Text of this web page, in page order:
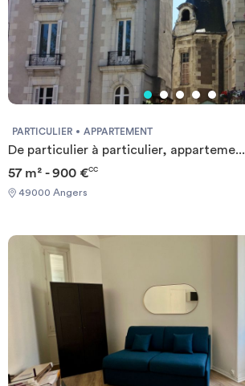
PARTICULIER APPARTEMENT
De particulier à particulier, apparteme...
57 m² - 900 €CC
49000 Angers